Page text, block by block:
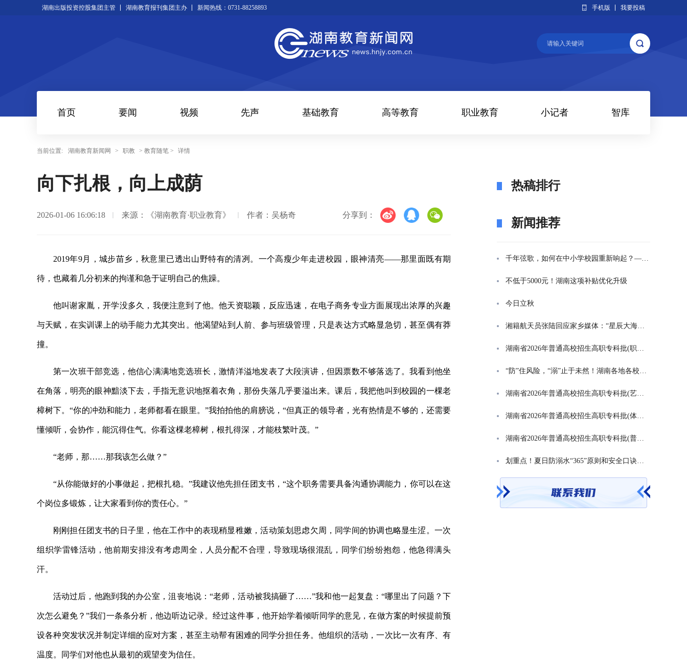
湖南出版投资控股集团主管 湖南教育报刊集团主办 新闻热线：0731-88258893 手机版 我要投稿
首页 要闻 视频 先声 基础教育 高等教育 职业教育 小记者 智库
当前位置: 湖南教育新闻网 > 职教 > 教育随笔 > 详情
向下扎根，向上成荫
2026-01-06 16:06:18 来源：《湖南教育·职业教育》 作者：吴杨奇 分享到：
2019年9月，城步苗乡，秋意里已透出山野特有的清冽。一个高瘦少年走进校园，眼神清亮——那里面既有期
待，也藏着几分初来的拘谨和急于证明自己的焦躁。
他叫谢家胤，开学没多久，我便注意到了他。他天资聪颖，反应迅速，在电子商务专业方面展现出浓厚的兴趣
与天赋，在实训课上的动手能力尤其突出。他渴望站到人前、参与班级管理，只是表达方式略显急切，甚至偶有莽
撞。
第一次班干部竞选，他信心满满地竞选班长，激情洋溢地发表了大段演讲，但因票数不够落选了。我看到他坐
在角落，明亮的眼神黯淡下去，手指无意识地抠着衣角，那份失落几乎要溢出来。课后，我把他叫到校园的一棵老
樟树下。“你的冲劲和能力，老师都看在眼里。”我拍拍他的肩膀说，“但真正的领导者，光有热情是不够的，还需要
懂倾听，会协作，能沉得住气。你看这棵老樟树，根扎得深，才能枝繁叶茂。”
“老师，那……那我该怎么做？”
“从你能做好的小事做起，把根扎稳。”我建议他先担任团支书，“这个职务需要具备沟通协调能力，你可以在这
个岗位多锻炼，让大家看到你的责任心。”
刚刚担任团支书的日子里，他在工作中的表现稍显稚嫩，活动策划思虑欠周，同学间的协调也略显生涩。一次
组织学雷锋活动，他前期安排没有考虑周全，人员分配不合理，导致现场很混乱，同学们纷纷抱怨，他急得满头
汗。
活动过后，他跑到我的办公室，沮丧地说：“老师，活动被我搞砸了……”我和他一起复盘：“哪里出了问题？下
次怎么避免？”我们一条条分析，他边听边记录。经过这件事，他开始学着倾听同学的意见，在做方案的时候提前预
设各种突发状况并制定详细的应对方案，甚至主动帮有困难的同学分担任务。他组织的活动，一次比一次有序、有
温度。同学们对他也从最初的观望变为信任。
热稿排行
新闻推荐
千年弦歌，如何在中小学校园重新响起？——湖南首届中小学书院制建设研讨会观察
不低于5000元！湖南这项补贴优化升级
今日立秋
湘籍航天员张陆回应家乡媒体：“星辰大海是一群人的长征”
湖南省2026年普通高校招生高职专科批(职高对口类)第一次投档分数线
“防”住风险，“溺”止于未然！湖南各地各校打响防溺水“保卫战”
湖南省2026年普通高校招生高职专科批(艺术类)第一次投档分数线
湖南省2026年普通高校招生高职专科批(体育类)第一次投档分数线
湖南省2026年普通高校招生高职专科批(普通类)第一次投档分数线
划重点！夏日防溺水“365”原则和安全口诀一起学